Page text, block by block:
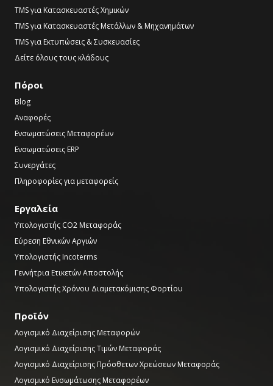
TMS για Κατασκευαστές Χημικών
TMS για Κατασκευαστές Μετάλλων & Μηχανημάτων
TMS για Εκτυπώσεις & Συσκευασίες
Δείτε όλους τους κλάδους
Πόροι
Blog
Αναφορές
Ενσωματώσεις Μεταφορέων
Ενσωματώσεις ERP
Συνεργάτες
Πληροφορίες για μεταφορείς
Εργαλεία
Υπολογιστής CO2 Μεταφοράς
Εύρεση Εθνικών Αργιών
Υπολογιστής Incoterms
Γεννήτρια Ετικετών Αποστολής
Υπολογιστής Χρόνου Διαμετακόμισης Φορτίου
Προϊόν
Λογισμικό Διαχείρισης Μεταφορών
Λογισμικό Διαχείρισης Τιμών Μεταφοράς
Λογισμικό Διαχείρισης Πρόσθετων Χρεώσεων Μεταφοράς
Λογισμικό Ενσωμάτωσης Μεταφορέων